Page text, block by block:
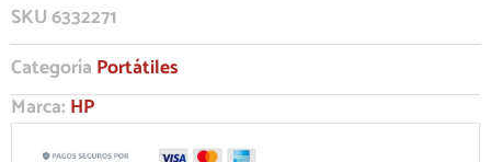
SKU6332271
Categoría Portátiles
Marca: HP